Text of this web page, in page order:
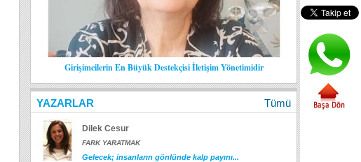
Girişimcilerin En Büyük Destekçisi İletişim Yönetimidir
YAZARLAR Tümü
Dilek Cesur
FARK YARATMAK
Gelecek; insanların gönlünde kalp payını...